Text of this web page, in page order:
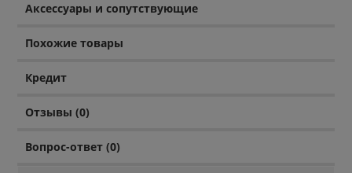
Аксессуары и сопутствующие
Похожие товары
Кредит
Отзывы (0)
Вопрос-ответ (0)